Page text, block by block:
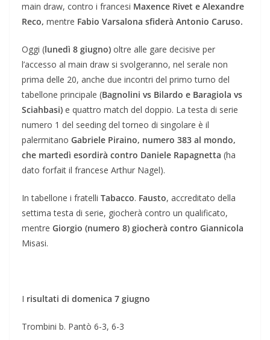
main draw, contro i francesi Maxence Rivet e Alexandre
Reco, mentre Fabio Varsalona sfiderà Antonio Caruso.
Oggi (lunedì 8 giugno) oltre alle gare decisive per
l’accesso al main draw si svolgeranno, nel serale non
prima delle 20, anche due incontri del primo turno del
tabellone principale (Bagnolini vs Bilardo e Baragiola vs
Sciahbasi) e quattro match del doppio. La testa di serie
numero 1 del seeding del torneo di singolare è il
palermitano Gabriele Piraino, numero 383 al mondo,
che martedì esordirà contro Daniele Rapagnetta (ha
dato forfait il francese Arthur Nagel).
In tabellone i fratelli Tabacco. Fausto, accreditato della
settima testa di serie, giocherà contro un qualificato,
mentre Giorgio (numero 8) giocherà contro Giannicola
Misasi.
I risultati di domenica 7 giugno
Trombini b. Pantò 6-3, 6-3